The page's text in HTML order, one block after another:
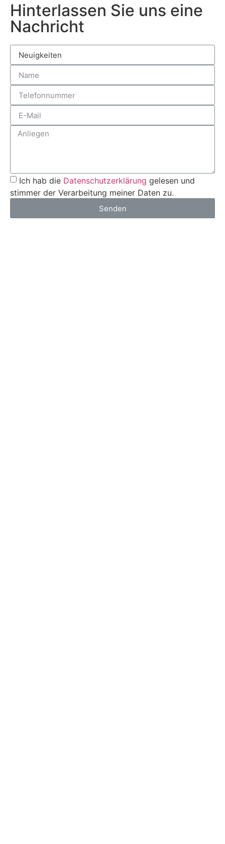
Hinterlassen Sie uns eine
Nachricht
Ich hab die Datenschutzerklärung gelesen und
stimmer der Verarbeitung meiner Daten zu.
Senden